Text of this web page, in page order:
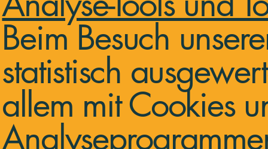
Beim Besuch
statistisch
allem mit Cookies